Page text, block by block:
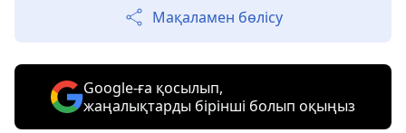
Мақаламен бөлісу
Google-ға қосылып,
жаңалықтарды бірінші болып оқыңыз